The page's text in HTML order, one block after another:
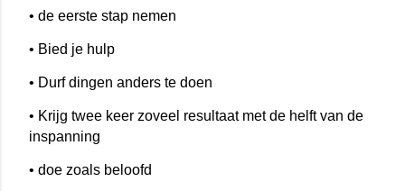
• de eerste stap nemen
• Bied je hulp
• Durf dingen anders te doen
• Krijg twee keer zoveel resultaat met de helft van de
inspanning
• doe zoals beloofd